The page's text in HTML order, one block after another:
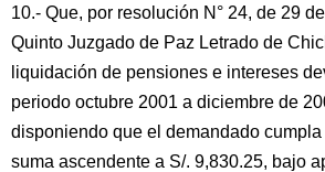
10.- Que, por resolución N° 24, de 29
Quinto Juzgado de Paz Letrado de
liquidación de pensiones e intereses
periodo octubre 2001 a diciembre de
disponiendo que el demandado
suma ascendente a S/. 9,830.25, bajo